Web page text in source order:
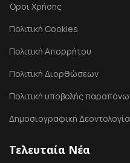
Όροι Χρήσης
Πολιτική Cookies
Πολιτική Απορρήτου
Πολιτική Διορθώσεων
Πολιτική υποβολής
Δημοσιογραφική Δεοντολογία
Τελευταία Νέα